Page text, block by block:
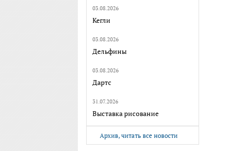
03.08.2026
Кегли
03.08.2026
Дельфины
03.08.2026
Дартс
31.07.2026
Выставка рисование
Архив, читать все новости